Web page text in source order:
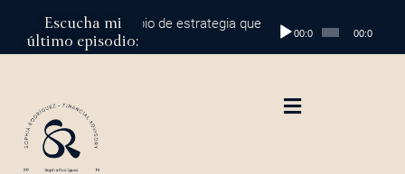
Escucha mi
último episodio:
millón: el cambio de estrategia que marca la diferencia
Reproductor
00:00 00:00